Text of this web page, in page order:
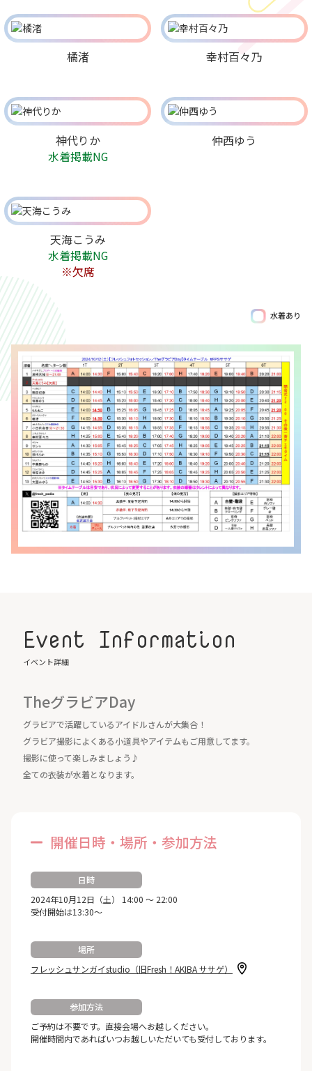
橘渚 幸村百々乃
神代りか
水着掲載NG
仲西ゆう
天海こうみ
水着掲載NG
※欠席
水着あり
Event Information
イベント詳細
TheグラビアDay
グラビアで活躍しているアイドルさんが大集合！
グラビア撮影によくある小道具やアイテムもご用意してます。
撮影に使って楽しみましょう♪
全ての衣装が水着となります。
開催日時・場所・参加方法
日時
2024年10月12日（土） 14:00 ～ 22:00
受付開始は13:30～
場所
フレッシュサンガイstudio（旧Fresh！AKIBA ササゲ）
参加方法
ご予約は不要です。直接会場へお越しください。
開催時間内であればいつお越しいただいても受付しております。